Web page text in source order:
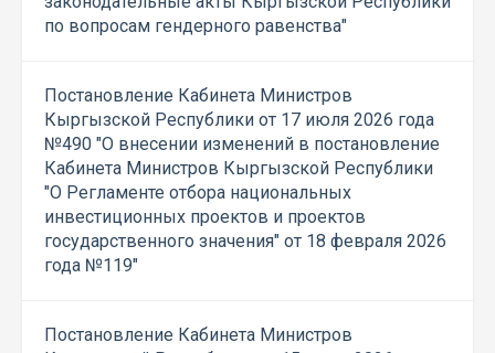
по вопросам гендерного равенства"
Постановление Кабинета Министров
Кыргызской Республики от 17 июля 2026 года
№490 "О внесении изменений в постановление
Кабинета Министров Кыргызской Республики
"О Регламенте отбора национальных
инвестиционных проектов и проектов
государственного значения" от 18 февраля 2026
года №119"
Постановление Кабинета Министров